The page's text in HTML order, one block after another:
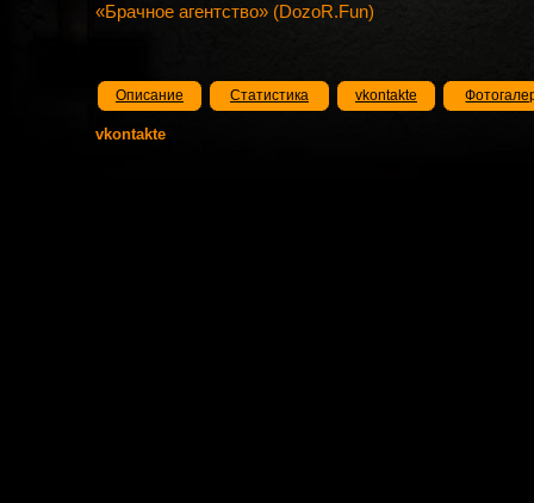
«Брачное агентство» (DozoR.Fun)
Описание Статистика vkontakte
vkontakte